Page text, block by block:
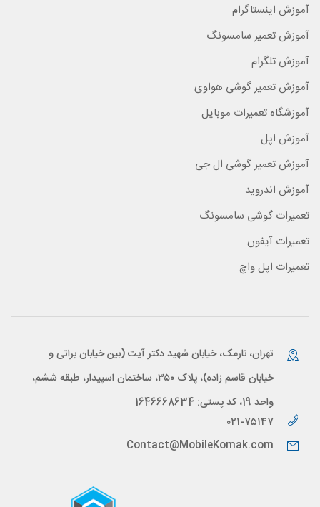
آموزش اینستاگرام
آموزش تعمیر سامسونگ
آموزش تلگرام
آموزش تعمیر گوشی هواوی
آموزشگاه تعمیرات موبایل
آموزش اپل
آموزش تعمیر گوشی ال جی
آموزش اندروید
تعمیرات گوشی سامسونگ
تعمیرات آیفون
تعمیرات اپل واچ
تهران، نارمک، خیابان شهید دکتر آیت (بین خیابان براتی و
خیابان قاسم زاده)، پلاک ۳۵۰، ساختمان اسپیدار، طبقه ششم،
واحد 19، کد پستی: 1646668634
۰۲۱-۷۵۱۴۷
Contact@MobileKomak.com